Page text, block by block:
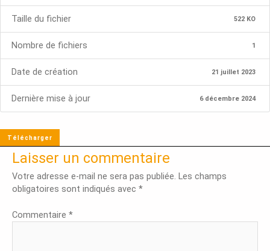
Taille du fichier 522 KO
Nombre de fichiers 1
Date de création 21 juillet 2023
Dernière mise à jour 6 décembre 2024
Télécharger
Laisser un commentaire
Votre adresse e-mail ne sera pas publiée. Les champs
obligatoires sont indiqués avec *
Commentaire *